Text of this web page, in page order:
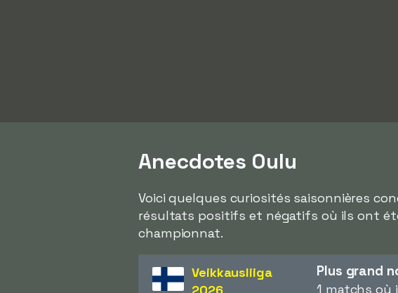
Anecdotes Oulu
Voici quelques curiosités saisonnières
résultats positifs et négatifs où ils ont
championnat.
Veikkausliiga
Plus grand
1 matchs où